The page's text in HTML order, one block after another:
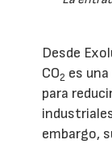
Desde
CO2 es
para
embargo,